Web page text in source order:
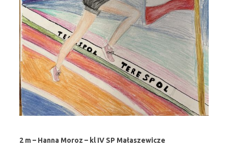
2 m – Hanna Moroz – kl IV SP Małaszewicze